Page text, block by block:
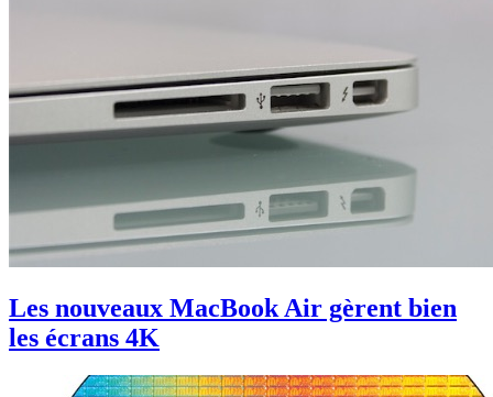
Les nouveaux MacBook Air gèrent bien
les écrans 4K